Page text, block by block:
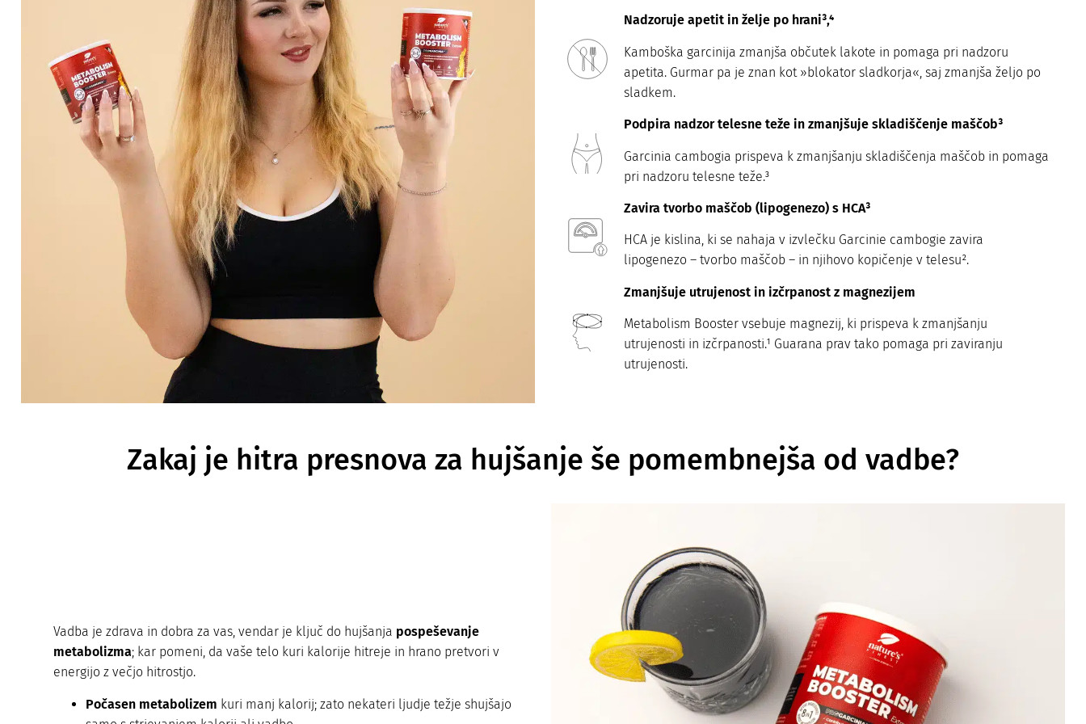
Nadzoruje apetit in želje po hrani³,⁴
Kamboška garcinija zmanjša občutek lakote in pomaga pri nadzoru
apetita. Gurmar pa je znan kot »blokator sladkorja«, saj zmanjša željo po
sladkem.
Podpira nadzor telesne teže in zmanjšuje skladiščenje maščob³
Garcinia cambogia prispeva k zmanjšanju skladiščenja maščob in pomaga
pri nadzoru telesne teže.³
Zavira tvorbo maščob (lipogenezo) s HCA³
HCA je kislina, ki se nahaja v izvlečku Garcinie cambogie zavira
lipogenezo – tvorbo maščob – in njihovo kopičenje v telesu².
Zmanjšuje utrujenost in izčrpanost z magnezijem
Metabolism Booster vsebuje magnezij, ki prispeva k zmanjšanju
utrujenosti in izčrpanosti.¹ Guarana prav tako pomaga pri zaviranju
utrujenosti.
Zakaj je hitra presnova za hujšanje še pomembnejša od vadbe?
Vadba je zdrava in dobra za vas, vendar je ključ do hujšanja pospeševanje
metabolizma; kar pomeni, da vaše telo kuri kalorije hitreje in hrano pretvori v
energijo z večjo hitrostjo.
Počasen metabolizem kuri manj kalorij; zato nekateri ljudje težje shujšajo